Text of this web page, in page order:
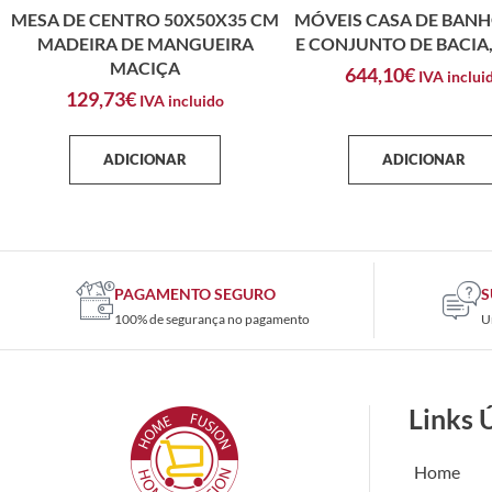
MESA DE CENTRO 50X50X35 CM
MADEIRA DE MANGUEIRA
MACIÇA
129,73€ IVA incluido
ADICIONAR
MÓVEIS CASA DE
E CONJUNTO DE
644,10€ IVA
ADICIONAR
PAGAMENTO SEGURO
100% de segurança no pagamento
Links
Home